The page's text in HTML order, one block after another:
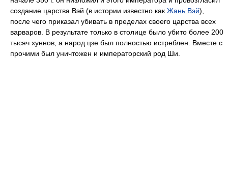
создание царства Вэй (в истории известно как Жань Вэй),
после чего приказал убивать в пределах своего царства всех
варваров. В результате только в столице было убито более 200
тысяч хуннов, а народ цзе был полностью истреблен. Вместе с
прочими был уничтожен и императорский род Ши.